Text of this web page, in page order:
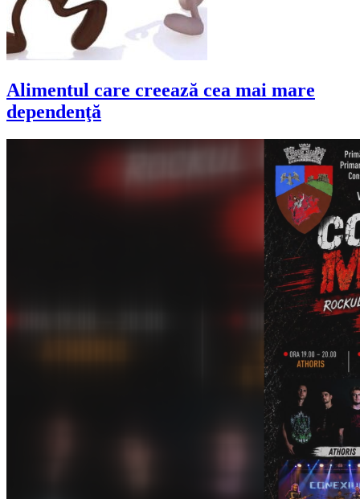
Alimentul care creează cea mai mare
dependenţă